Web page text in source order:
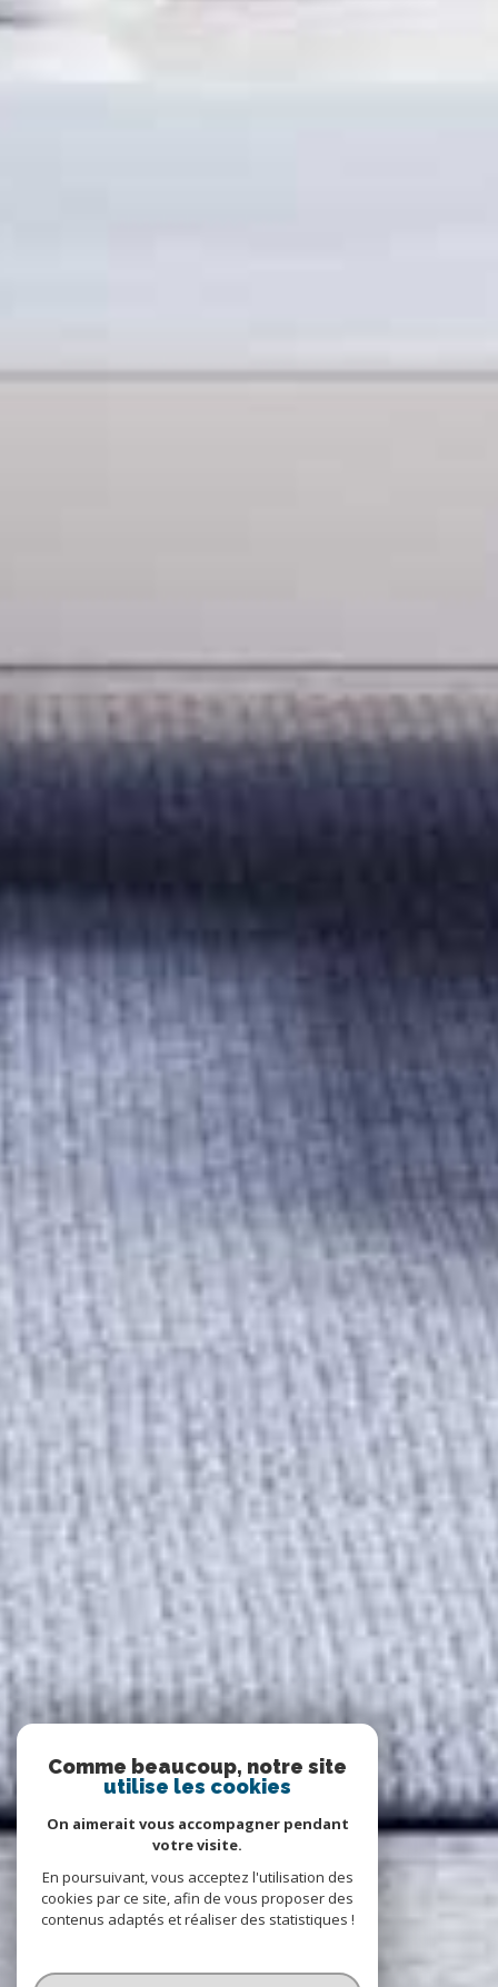
Comme beaucoup, notre site
utilise les cookies
On aimerait vous accompagner pendant
votre visite.
En poursuivant, vous acceptez l'utilisation des
cookies par ce site, afin de vous proposer des
contenus adaptés et réaliser des statistiques !